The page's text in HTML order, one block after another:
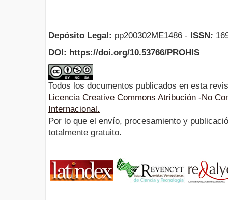
Depósito Legal: pp200302ME1486 - ISSN:
DOI: https://doi.org/10.53766/PROHIS
Todos los documentos publicados en esta
Licencia Creative Commons Atribución -No
Internacional.
Por lo que el envío, procesamiento y
totalmente gratuito.